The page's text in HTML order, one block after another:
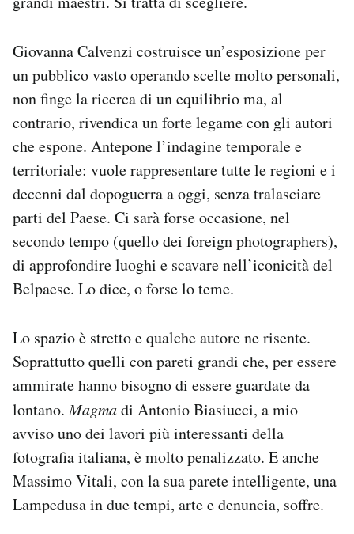
Giovanna Calvenzi costruisce un’esposizione per
un pubblico vasto operando scelte molto personali,
non finge la ricerca di un equilibrio ma, al
contrario, rivendica un forte legame con gli autori
che espone. Antepone l’indagine temporale e
territoriale: vuole rappresentare tutte le regioni e i
decenni dal dopoguerra a oggi, senza tralasciare
parti del Paese. Ci sarà forse occasione, nel
secondo tempo (quello dei foreign photographers),
di approfondire luoghi e scavare nell’iconicità del
Belpaese. Lo dice, o forse lo teme.
Lo spazio è stretto e qualche autore ne risente.
Soprattutto quelli con pareti grandi che, per essere
ammirate hanno bisogno di essere guardate da
lontano.Magmadi Antonio Biasiucci, a mio
avviso uno dei lavori più interessanti della
fotografia italiana, è molto penalizzato. E anche
Massimo Vitali, con la sua parete intelligente, una
Lampedusa in due tempi, arte e denuncia, soffre.